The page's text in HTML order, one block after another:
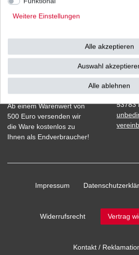
Ab einem Warenwert von
500 Euro versenden wir
die Ware kostenlos zu
Ihnen als Endverbraucher!
53783
Impressum
Widerrufs­recht Vertrag
Kontakt /
Weitere Einstellungen
Alle akzeptieren
Auswahl
Alle ablehnen